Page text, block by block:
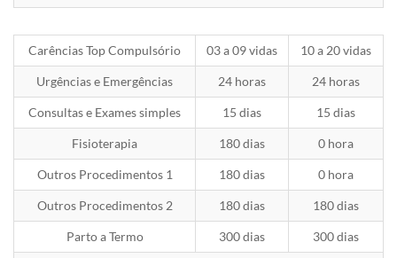
Carências Top Compulsório 03 a 09 vidas 10 a 20 vidas
Urgências e Emergências 24 horas 24 horas
Consultas e Exames simples 15 dias 15 dias
Fisioterapia 180 dias 0 hora
Outros Procedimentos 1 180 dias 0 hora
Outros Procedimentos 2 180 dias 180 dias
Parto a Termo 300 dias 300 dias